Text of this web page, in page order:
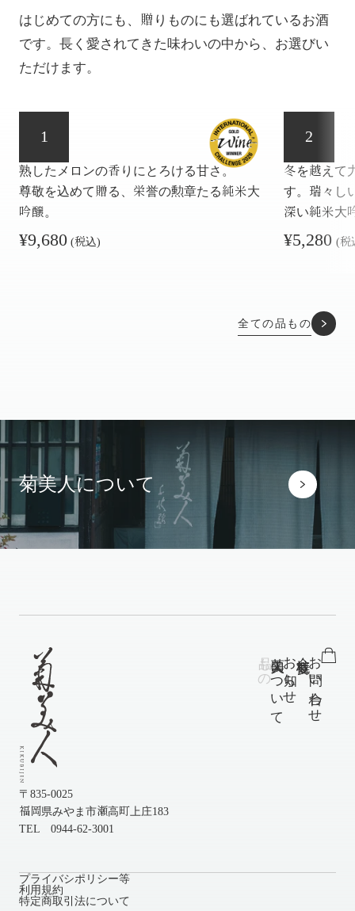
はじめての方にも、贈りものにも選ばれているお酒
です。長く愛されてきた味わいの中から、お選びい
ただけます。
1
花冠
熟したメロンの香りにとろける甘さ。
尊敬を込めて贈る、栄誉の勲章たる純米大
吟醸。
¥9,680 (税込)
2
芽吹
冬を越えて
す。瑞々し
深い純米大
¥5,280 (税
全ての品もの
菊美人について
品もの菊美人についてお知らせお問い合わせ
プライバシポリシー等
利用規約
特定商取引法について
〒835-0025
福岡県みやま市瀬高町上庄183
TEL 0944-62-3001